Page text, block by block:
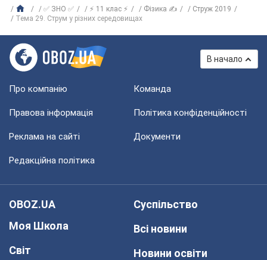
✅ ЗНО ✅ ⚡ 11 клас ⚡ Фізика ✍
Струж 2019
Тема 29. Струм у різних середовищах
В начало
Про компанію Команда
Правова інформація Політика конфіденційності
Реклама на сайті Документи
Редакційна політика
OBOZ.UA
Моя Школа
Світ
Суспільство
Всі новини
Новини освіти